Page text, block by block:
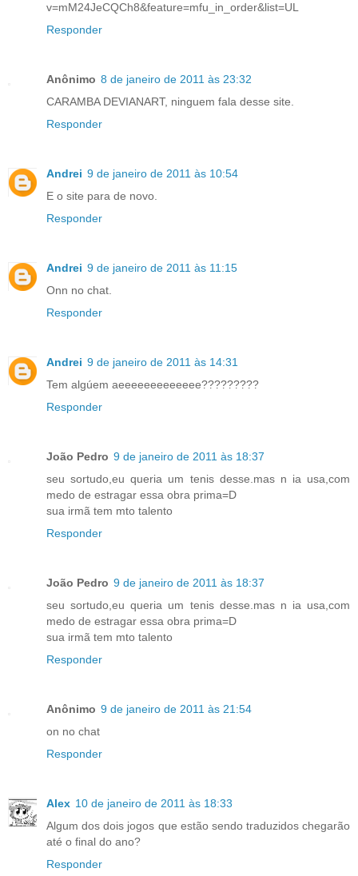
v=mM24JeCQCh8&feature=mfu_in_order&list=UL
Responder
Anônimo 8 de janeiro de 2011 às 23:32
CARAMBA DEVIANART, ninguem fala desse site.
Responder
Andrei 9 de janeiro de 2011 às 10:54
E o site para de novo.
Responder
Andrei 9 de janeiro de 2011 às 11:15
Onn no chat.
Responder
Andrei 9 de janeiro de 2011 às 14:31
Tem algúem aeeeeeeeeeeeee?????????
Responder
João Pedro 9 de janeiro de 2011 às 18:37
seu sortudo,eu queria um tenis desse.mas n ia usa,com
medo de estragar essa obra prima=D
sua irmã tem mto talento
Responder
João Pedro 9 de janeiro de 2011 às 18:37
seu sortudo,eu queria um tenis desse.mas n ia usa,com
medo de estragar essa obra prima=D
sua irmã tem mto talento
Responder
Anônimo 9 de janeiro de 2011 às 21:54
on no chat
Responder
Alex 10 de janeiro de 2011 às 18:33
Algum dos dois jogos que estão sendo traduzidos chegarão
até o final do ano?
Responder